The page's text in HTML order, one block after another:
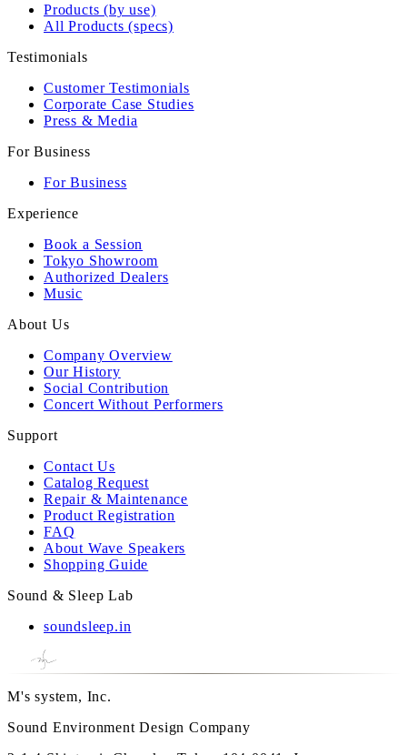
Products (by use)
All Products (specs)
Testimonials
Customer Testimonials
Corporate Case Studies
Press & Media
For Business
For Business
Experience
Book a Session
Tokyo Showroom
Authorized Dealers
Music
About Us
Company Overview
Our History
Social Contribution
Concert Without Performers
Support
Contact Us
Catalog Request
Repair & Maintenance
Product Registration
FAQ
About Wave Speakers
Shopping Guide
Sound & Sleep Lab
soundsleep.in
M's system, Inc.
Sound Environment Design Company